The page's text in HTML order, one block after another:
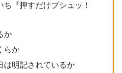
『押すだけプシュッ！
か
らか
は明記されているか